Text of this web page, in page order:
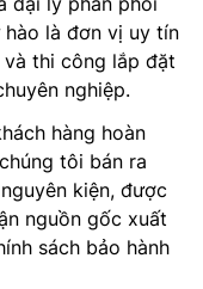
hào là đơn vị uy tín
thi công lắp đặt
nghiệp.
hàng hoàn
tôi bán ra
kiện, được
nguồn gốc xuất
sách bảo hành